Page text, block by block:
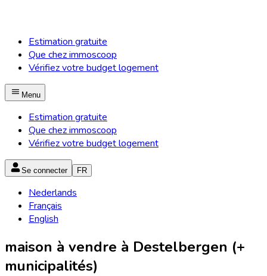
Estimation gratuite
Que chez immoscoop
Vérifiez votre budget logement
Menu
Estimation gratuite
Que chez immoscoop
Vérifiez votre budget logement
Se connecter FR
Nederlands
Français
English
maison à vendre à Destelbergen (+
municipalités)